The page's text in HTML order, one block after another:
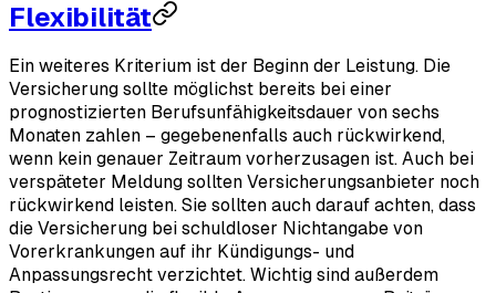
Flexibilität
Ein weiteres Kriterium ist der Beginn der Leistung. Die
Versicherung sollte möglichst bereits bei einer
prognostizierten Berufsunfähigkeitsdauer von sechs
Monaten zahlen – gegebenenfalls auch rückwirkend,
wenn kein genauer Zeitraum vorherzusagen ist. Auch bei
verspäteter Meldung sollten Versicherungsanbieter noch
rückwirkend leisten. Sie sollten auch darauf achten, dass
die Versicherung bei schuldloser Nichtangabe von
Vorerkrankungen auf ihr Kündigungs- und
Anpassungsrecht verzichtet. Wichtig sind außerdem